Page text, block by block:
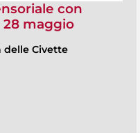
con
maggio
delle Civette